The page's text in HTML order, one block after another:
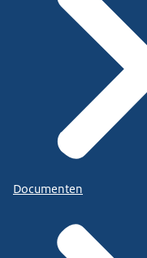
Documenten